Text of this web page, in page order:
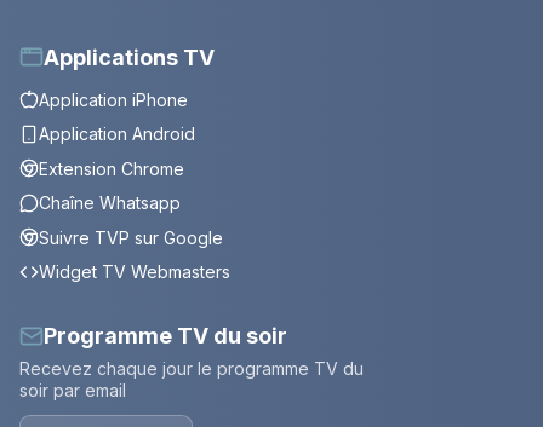
Applications TV
Application iPhone
Application Android
Extension Chrome
Chaîne Whatsapp
Suivre TVP sur Google
Widget TV Webmasters
Programme TV du soir
Recevez chaque jour le programme TV du
soir par email